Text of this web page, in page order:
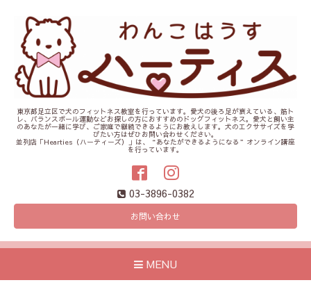
東京都足立区で犬のフィットネス教室を行っています。愛犬の後ろ足が衰えている、筋ト
レ、バランスボール運動などお探しの方におすすめのドッグフィットネス。愛犬と飼い主
のあなたが一緒に学び、ご家庭で継続できるようにお教えします。犬のエクササイズを学
びたい方はぜひお問い合わせください。
並列店「Hearties（ハーティーズ）」は、“あなたができるようになる”オンライン講座
を行っています。
03-3896-0382
お問い合わせ
MENU